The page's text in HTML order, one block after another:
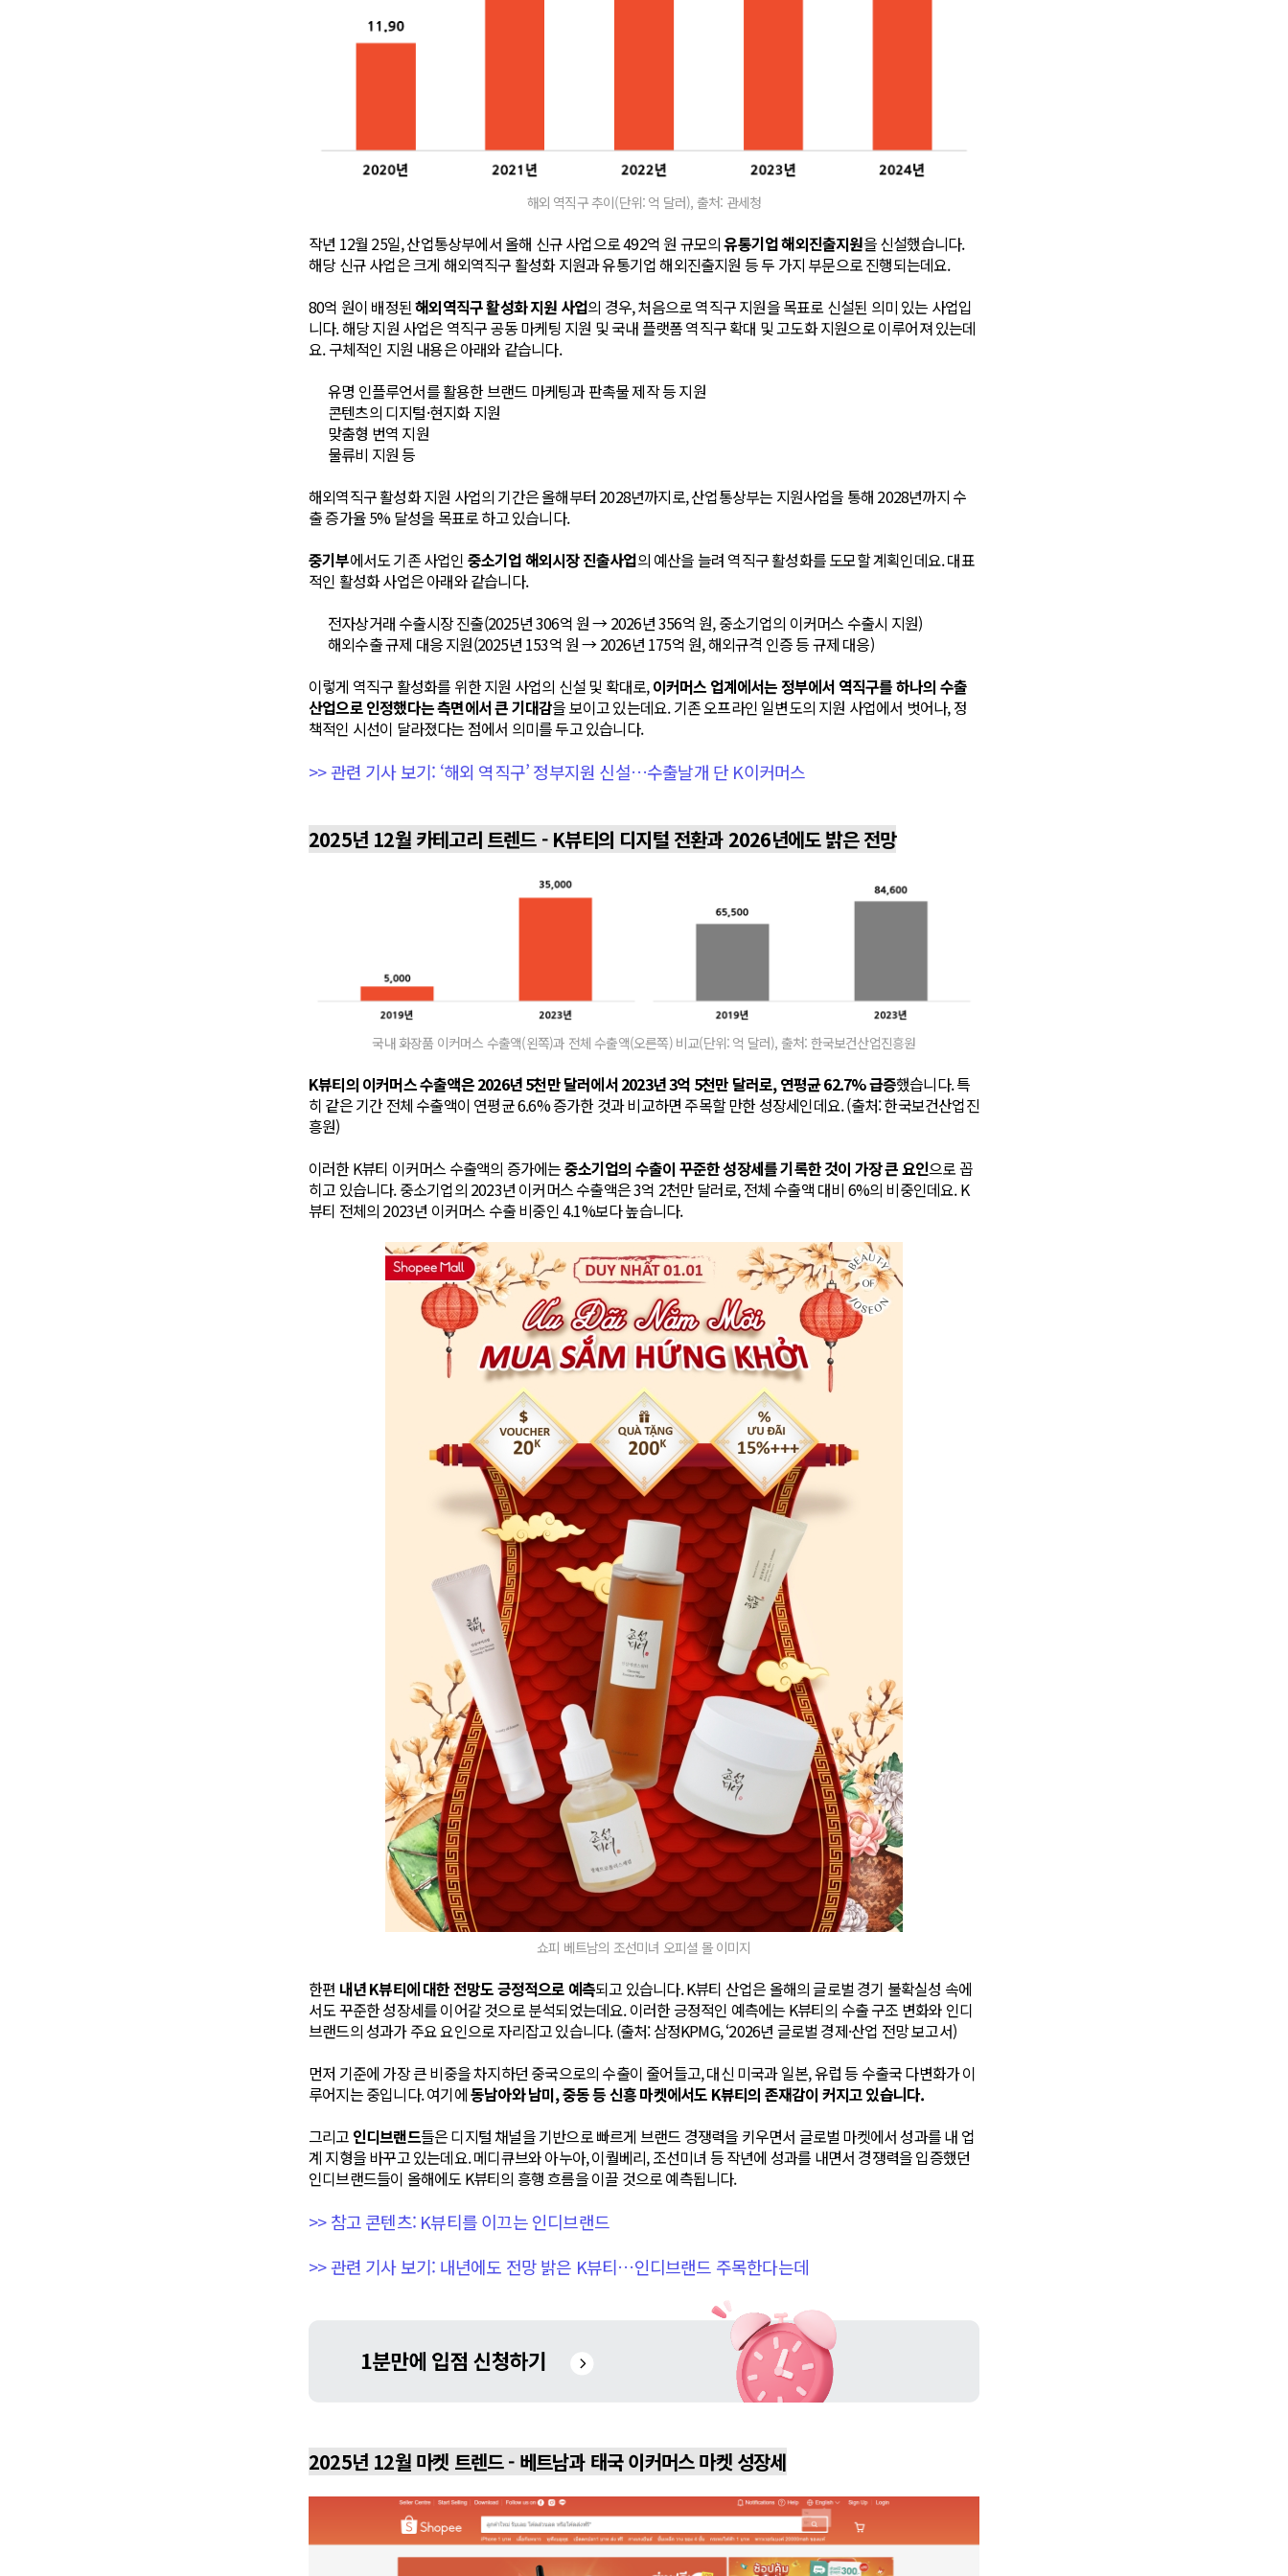
해외 역직구 추이(단위: 억 달러), 출처: 관세청
작년 12월 25일, 산업통상부에서 올해 신규 사업으로 492억 원 규모의유통기업 해외진출지원을 신설했습니다.
해당 신규 사업은 크게 해외역직구 활성화 지원과 유통기업 해외진출지원 등 두 가지 부문으로 진행되는데요.
80억 원이 배정된해외역직구 활성화 지원 사업의 경우, 처음으로 역직구 지원을 목표로 신설된 의미 있는 사업입
니다. 해당 지원 사업은 역직구 공동 마케팅 지원 및 국내 플랫폼 역직구 확대 및 고도화 지원으로 이루어져 있는데
요. 구체적인 지원 내용은 아래와 같습니다.
유명 인플루언서를 활용한 브랜드 마케팅과 판촉물 제작 등 지원
콘텐츠의 디지털·현지화 지원
맞춤형 번역 지원
물류비 지원 등
해외역직구 활성화 지원 사업의 기간은 올해부터 2028년까지로, 산업통상부는 지원사업을 통해 2028년까지 수
출 증가율 5% 달성을 목표로 하고 있습니다.
중기부에서도 기존 사업인 중소기업 해외시장 진출사업의 예산을 늘려 역직구 활성화를 도모할 계획인데요. 대표
적인 활성화 사업은 아래와 같습니다.
전자상거래 수출시장 진출(2025년 306억 원 → 2026년 356억 원, 중소기업의 이커머스 수출시 지원)
해외수출 규제 대응 지원(2025년 153억 원 → 2026년 175억 원, 해외규격 인증 등 규제 대응)
이렇게 역직구 활성화를 위한 지원 사업의 신설 및 확대로,이커머스 업계에서는 정부에서 역직구를 하나의 수출
산업으로 인정했다는 측면에서 큰 기대감을 보이고 있는데요. 기존 오프라인 일변도의 지원 사업에서 벗어나, 정
책적인 시선이 달라졌다는 점에서 의미를 두고 있습니다.
>> 관련 기사 보기: ‘해외 역직구’ 정부지원 신설…수출날개 단 K이커머스
2025년 12월 카테고리 트렌드 - K뷰티의 디지털 전환과 2026년에도 밝은 전망
국내 화장품 이커머스 수출액(왼쪽)과 전체 수출액(오른쪽) 비교(단위: 억 달러), 출처: 한국보건산업진흥원
K뷰티의 이커머스 수출액은 2026년 5천만 달러에서 2023년 3억 5천만 달러로, 연평균 62.7% 급증했습니다. 특
히 같은 기간 전체 수출액이 연평균 6.6% 증가한 것과 비교하면 주목할 만한 성장세인데요. (출처: 한국보건산업진
흥원)
이러한 K뷰티 이커머스 수출액의 증가에는중소기업의 수출이 꾸준한 성장세를 기록한 것이 가장 큰 요인으로 꼽
히고 있습니다. 중소기업의 2023년 이커머스 수출액은 3억 2천만 달러로, 전체 수출액 대비 6%의 비중인데요. K
뷰티 전체의 2023년 이커머스 수출 비중인 4.1%보다 높습니다.
쇼피 베트남의 조선미녀 오피셜 몰 이미지
한편 내년 K뷰티에 대한 전망도 긍정적으로 예측되고 있습니다. K뷰티 산업은 올해의 글로벌 경기 불확실성 속에
서도 꾸준한 성장세를 이어갈 것으로 분석되었는데요. 이러한 긍정적인 예측에는 K뷰티의 수출 구조 변화와 인디
브랜드의 성과가 주요 요인으로 자리잡고 있습니다. (출처: 삼정KPMG, ‘2026년 글로벌 경제·산업 전망 보고서)
먼저 기준에 가장 큰 비중을 차지하던 중국으로의 수출이 줄어들고, 대신 미국과 일본, 유럽 등 수출국 다변화가 이
루어지는 중입니다. 여기에동남아와 남미, 중동 등 신흥 마켓에서도 K뷰티의 존재감이 커지고 있습니다.
그리고 인디브랜드들은 디지털 채널을 기반으로 빠르게 브랜드 경쟁력을 키우면서 글로벌 마켓에서 성과를 내 업
계 지형을 바꾸고 있는데요. 메디큐브와 아누아, 이퀄베리, 조선미녀 등 작년에 성과를 내면서 경쟁력을 입증했던
인디브랜드들이 올해에도 K뷰티의 흥행 흐름을 이끌 것으로 예측됩니다.
>> 참고 콘텐츠: K뷰티를 이끄는 인디브랜드
>> 관련 기사 보기: 내년에도 전망 밝은 K뷰티…인디브랜드 주목한다는데
2025년 12월 마켓 트렌드 - 베트남과 태국 이커머스 마켓 성장세